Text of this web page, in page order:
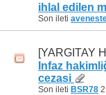
ihlal edilen
Son ileti
[YARGITAY
Infaz
cezasi
Son ileti BSR78